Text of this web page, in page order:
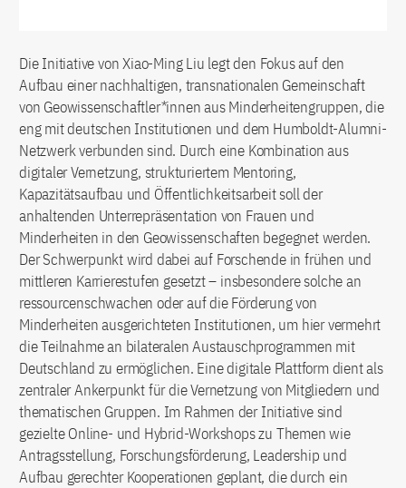
Die Initiative von Xiao-Ming Liu legt den Fokus auf den
Aufbau einer nachhaltigen, transnationalen Gemeinschaft
von Geowissenschaftler*innen aus Minderheitengruppen, die
eng mit deutschen Institutionen und dem Humboldt-Alumni-
Netzwerk verbunden sind. Durch eine Kombination aus
digitaler Vernetzung, strukturiertem Mentoring,
Kapazitätsaufbau und Öffentlichkeitsarbeit soll der
anhaltenden Unterrepräsentation von Frauen und
Minderheiten in den Geowissenschaften begegnet werden.
Der Schwerpunkt wird dabei auf Forschende in frühen und
mittleren Karrierestufen gesetzt – insbesondere solche an
ressourcenschwachen oder auf die Förderung von
Minderheiten ausgerichteten Institutionen, um hier vermehrt
die Teilnahme an bilateralen Austauschprogrammen mit
Deutschland zu ermöglichen. Eine digitale Plattform dient als
zentraler Ankerpunkt für die Vernetzung von Mitgliedern und
thematischen Gruppen. Im Rahmen der Initiative sind
gezielte Online- und Hybrid-Workshops zu Themen wie
Antragsstellung, Forschungsförderung, Leadership und
Aufbau gerechter Kooperationen geplant, die durch ein